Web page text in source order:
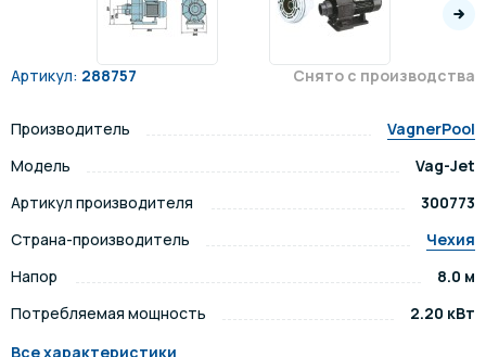
Артикул: 288757 Снято с производства
Производитель
VagnerPool
Модель
Vag-Jet
Артикул производителя
300773
Страна-производитель
Чехия
Напор
8.0 м
Потребляемая мощность
2.20 кВт
Все характеристики